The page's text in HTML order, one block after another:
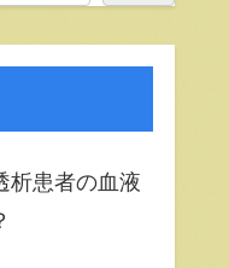
析患者の血液